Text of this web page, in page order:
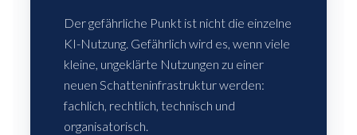
Der gefährliche Punkt ist nicht die einzelne
KI-Nutzung. Gefährlich wird es, wenn viele
kleine, ungeklärte Nutzungen zu einer
neuen Schatteninfrastruktur werden:
fachlich, rechtlich, technisch und
organisatorisch.